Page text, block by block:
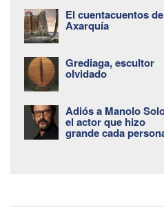
El cuentacuentos
Axarquía
Grediaga, escultor
olvidado
Adiós a Manolo
el actor que hizo
grande cada